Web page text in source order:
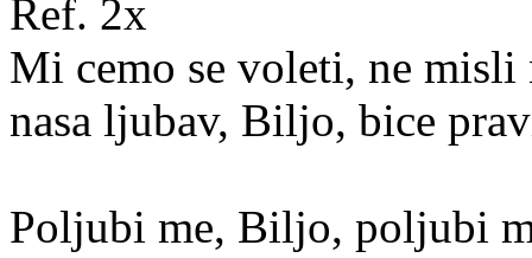
Ref. 2x
Mi cemo se voleti, ne misli
nasa ljubav, Biljo, bice
Poljubi me, Biljo, poljubi